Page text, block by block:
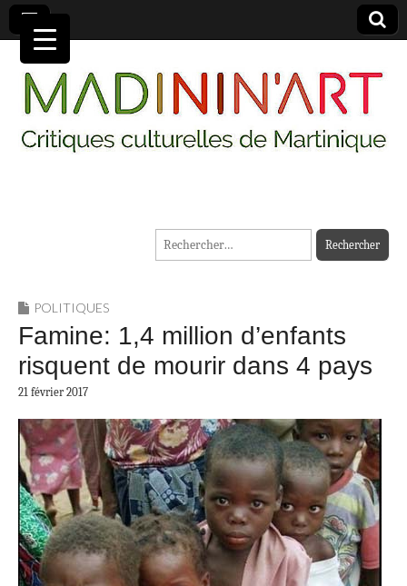
MADININ'ART
Rechercher :
POLITIQUES
Famine: 1,4 million d’enfants
risquent de mourir dans 4 pays
21 février 2017